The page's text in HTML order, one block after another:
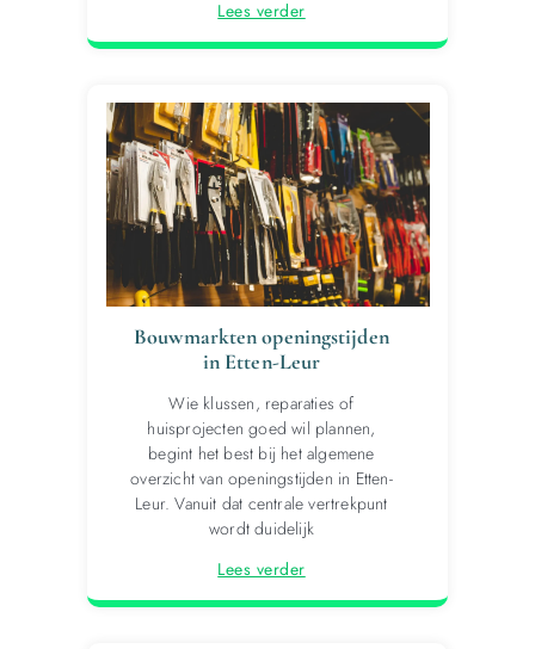
Lees verder
Bouwmarkten openingstijden
in Etten-Leur
Wie klussen, reparaties of
huisprojecten goed wil plannen,
begint het best bij het algemene
overzicht van openingstijden in Etten-
Leur. Vanuit dat centrale vertrekpunt
wordt duidelijk
Lees verder